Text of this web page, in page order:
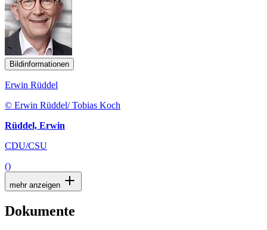
Bildinformationen
Erwin Rüddel
© Erwin Rüddel/ Tobias Koch
Rüddel, Erwin
CDU/CSU
()
mehr anzeigen
Dokumente